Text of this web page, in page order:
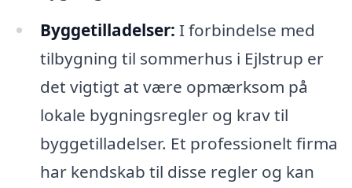
Byggetilladelser: I forbindelse med
tilbygning til sommerhus i Ejlstrup er
det vigtigt at være opmærksom på
lokale bygningsregler og krav til
byggetilladelser. Et professionelt firma
har kendskab til disse regler og kan